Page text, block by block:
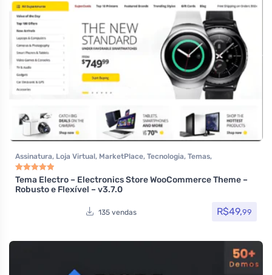
Assinatura, Loja Virtual, MarketPlace, Tecnologia, Temas,
Themeforest
Avaliação5.00de 5
Tema Electro – Electronics Store WooCommerce Theme –
Robusto e Flexível – v3.7.0
135 vendas R$49,99